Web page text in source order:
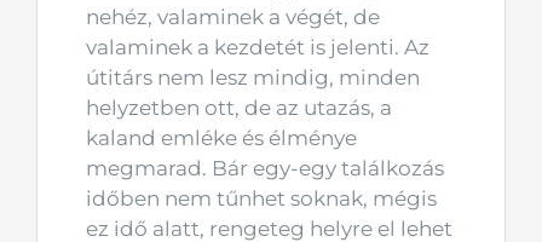
nehéz, valaminek a végét, de
valaminek a kezdetét is jelenti. Az
útitárs nem lesz mindig, minden
helyzetben ott, de az utazás, a
kaland emléke és élménye
megmarad. Bár egy-egy találkozás
időben nem tűnhet soknak, mégis
ez idő alatt, rengeteg helyre el lehet